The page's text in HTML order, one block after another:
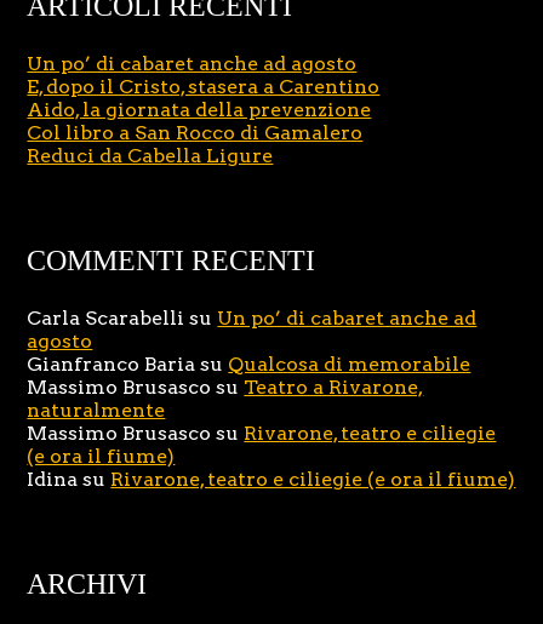
Un po’ di cabaret anche ad agosto
E, dopo il Cristo, stasera a Carentino
Aido, la giornata della prevenzione
Col libro a San Rocco di Gamalero
Reduci da Cabella Ligure
COMMENTI RECENTI
Carla Scarabelli su Un po’ di cabaret anche ad
agosto
Gianfranco Baria su Qualcosa di memorabile
Massimo Brusasco su Teatro a Rivarone,
naturalmente
Massimo Brusasco su Rivarone, teatro e ciliegie
(e ora il fiume)
Idina su Rivarone, teatro e ciliegie (e ora il fiume)
ARCHIVI